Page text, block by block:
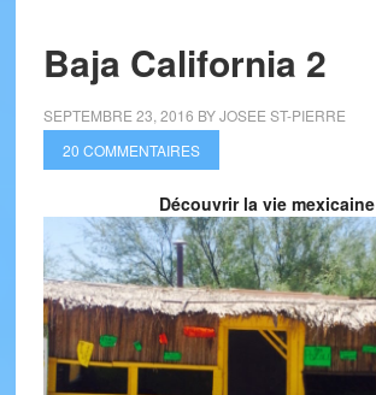
Baja California 2
SEPTEMBRE 23, 2016 BYJOSEE ST-PIERRE
20 COMMENTAIRES
Découvrir la vie mexicaine